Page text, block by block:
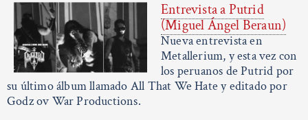
Entrevista a Putrid
(Miguel Ángel Beraun)
Nueva entrevista en
Metallerium, y esta vez con
los peruanos de Putrid por
su último álbum llamado All That We Hate y editado por
Godz ov War Productions.